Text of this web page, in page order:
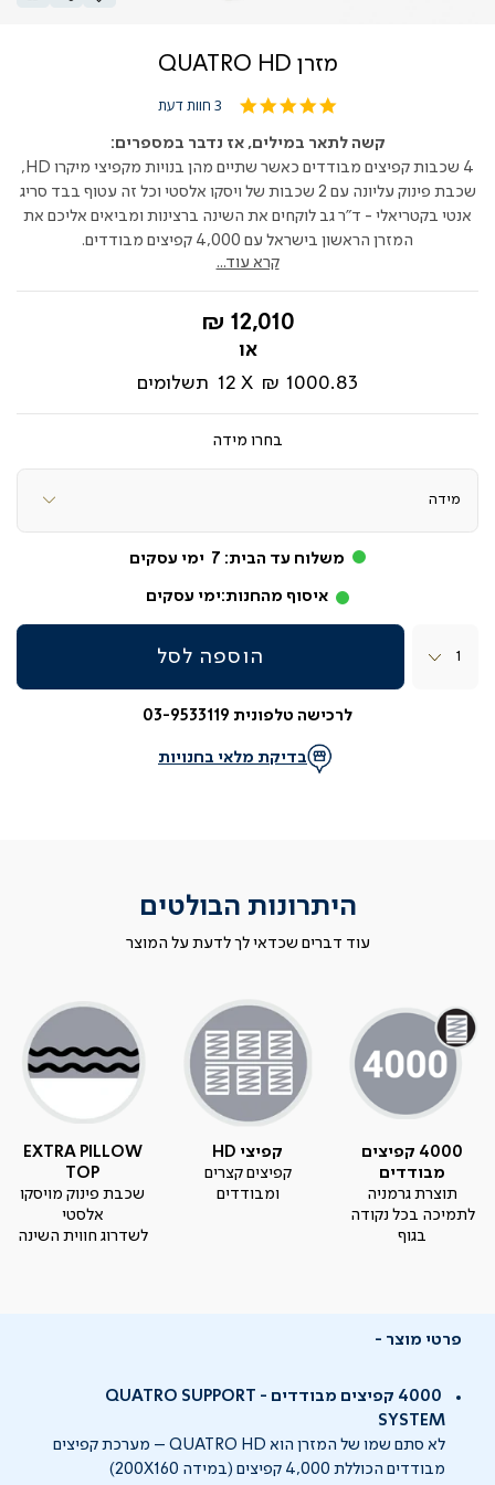
מזרן QUATRO HD
5.0
rating
3 חוות דעת
קשה לתאר במילים, אז נדבר במספרים:
4 שכבות קפיצים מבודדים כאשר שתיים מהן בנויות מקפיצי מיקרו HD,
שכבת פינוק עליונה עם 2 שכבות של ויסקו אלסטי וכל זה עטוף בבד סריג
אנטי בקטריאלי - ד"ר גב לוקחים את השינה ברצינות ומביאים אליכם את
המזרן הראשון בישראל עם 4,000 קפיצים מבודדים.
קרא עוד...
החל
12,010 ₪
1000.83 ₪
12 תשלומים
מידה
משלוח עד הבית: 7 ימי עסקים
איסוף מהחנות:ימי עסקים
הוספה לסל
לרכישה טלפונית 03-9533119
בדיקת מלאי בחנויות
היתרונות הבולטים
עוד דברים שכדאי לך לדעת על המוצר
4000 קפיצים
מבודדים
תוצרת גרמניה
לתמיכה בכל נקודה
בגוף
קפיצי HD
קפיצים קצרים
ומבודדים
EXTRA PILLOW
TOP
שכבת פינוק מויסקו
אלסטי
לשדרוג חווית השינה
פרטי מוצר
4000 קפיצים מבודדים - QUATRO SUPPORT
SYSTEM
לא סתם שמו של המזרן הוא QUATRO HD – מערכת קפיצים
מבודדים הכוללת 4,000 קפיצים (במידה 200X160)